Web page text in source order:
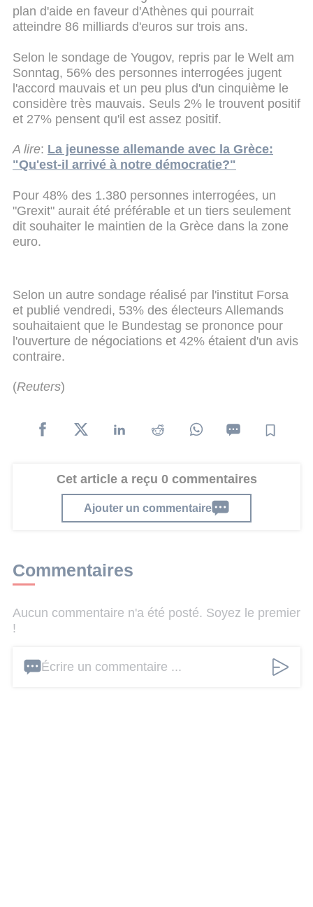
plan d'aide en faveur d'Athènes qui pourrait
atteindre 86 milliards d'euros sur trois ans.
Selon le sondage de Yougov, repris par le Welt am
Sonntag, 56% des personnes interrogées jugent
l'accord mauvais et un peu plus d'un cinquième le
considère très mauvais. Seuls 2% le trouvent positif
et 27% pensent qu'il est assez positif.
A lire: La jeunesse allemande avec la Grèce:
"Qu'est-il arrivé à notre démocratie?"
Pour 48% des 1.380 personnes interrogées, un
"Grexit" aurait été préférable et un tiers seulement
dit souhaiter le maintien de la Grèce dans la zone
euro.
Selon un autre sondage réalisé par l'institut Forsa
et publié vendredi, 53% des électeurs Allemands
souhaitaient que le Bundestag se prononce pour
l'ouverture de négociations et 42% étaient d'un avis
contraire.
(Reuters)
Cet article a reçu 0 commentaires
Ajouter un commentaire
Commentaires
Aucun commentaire n'a été posté. Soyez le premier
!
Écrire un commentaire ...